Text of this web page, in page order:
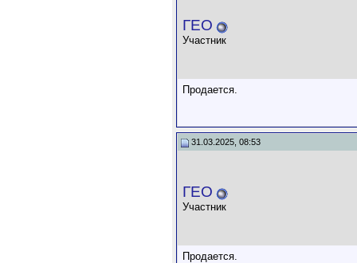
ГЕО
Участник
Продается.
31.03.2025, 08:53
ГЕО
Участник
Продается.